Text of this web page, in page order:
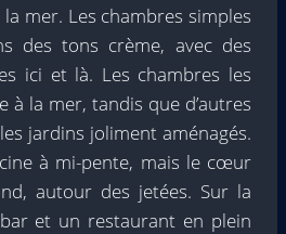
la mer. Les chambres simples
des tons crème, avec des
ici et là. Les chambres les
à la mer, tandis que d’autres
jardins joliment aménagés.
à mi-pente, mais le cœur
autour des jetées. Sur la
et un restaurant en plein